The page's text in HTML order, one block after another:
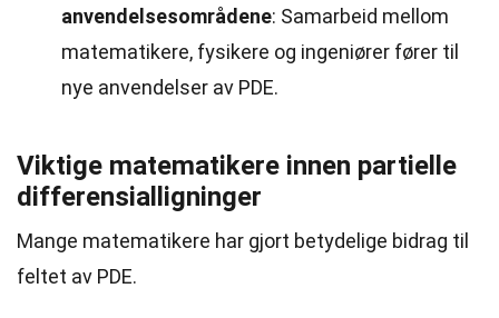
anvendelsesområdene: Samarbeid mellom
matematikere, fysikere og ingeniører fører til
nye anvendelser av PDE.
Viktige matematikere innen partielle
differensialligninger
Mange matematikere har gjort betydelige bidrag til
feltet av PDE.